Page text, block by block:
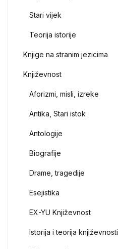
Stari vijek
Teorija istorije
Knjige na stranim jezicima
Književnost
Aforizmi, misli, izreke
Antika, Stari istok
Antologije
Biografije
Drame, tragedije
Esejistika
EX-YU Književnost
Istorija i teorija književnosti